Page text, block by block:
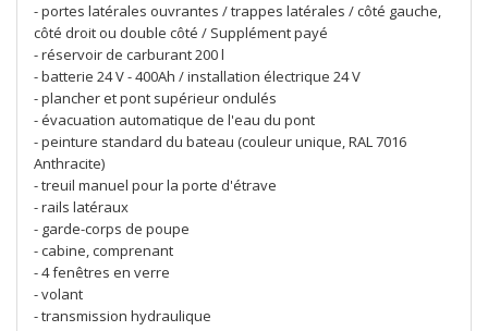
- portes latérales ouvrantes / trappes latérales / côté gauche,
côté droit ou double côté / Supplément payé
- réservoir de carburant 200 l
- batterie 24 V - 400Ah / installation électrique 24 V
- plancher et pont supérieur ondulés
- évacuation automatique de l'eau du pont
- peinture standard du bateau (couleur unique, RAL 7016
Anthracite)
- treuil manuel pour la porte d'étrave
- rails latéraux
- garde-corps de poupe
- cabine, comprenant
- 4 fenêtres en verre
- volant
- transmission hydraulique